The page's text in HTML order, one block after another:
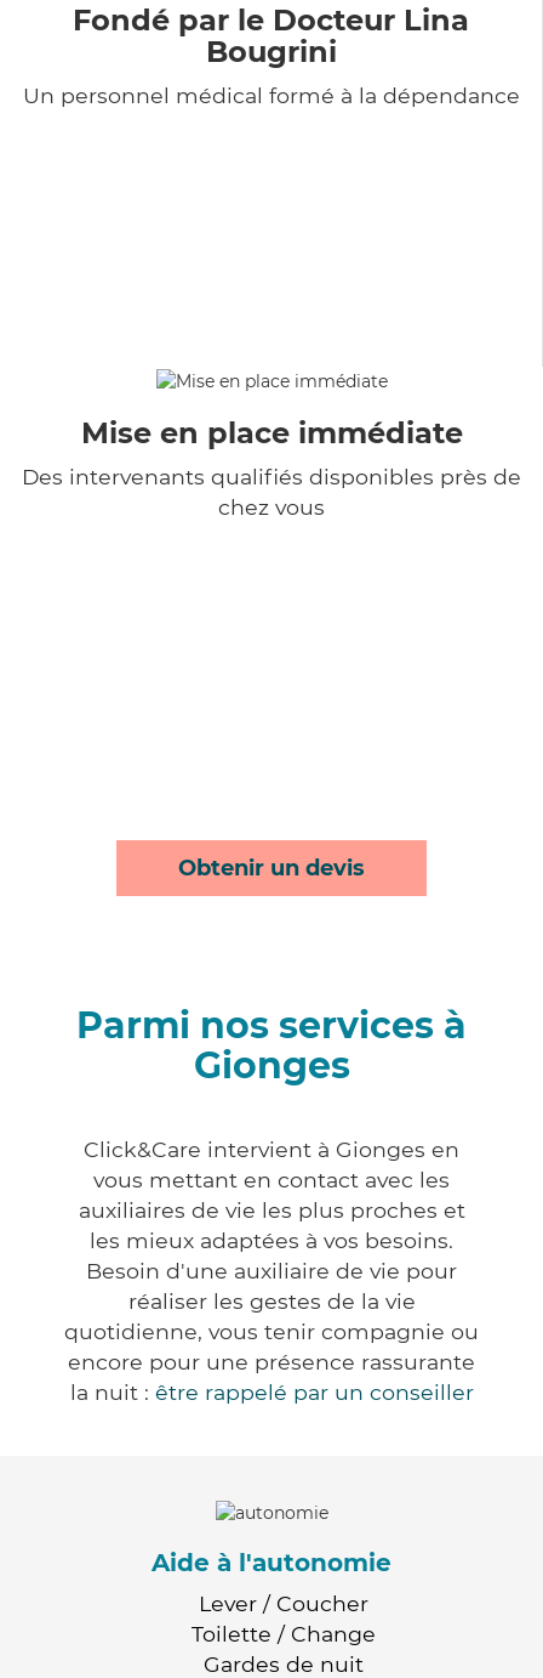
Fondé par le Docteur Lina
Bougrini
Un personnel médical formé à la dépendance
Mise en place immédiate
Des intervenants qualifiés disponibles près de
chez vous
Obtenir un devis
Parmi nos services à
Gionges
Click&Care intervient à Gionges en
vous mettant en contact avec les
auxiliaires de vie les plus proches et
les mieux adaptées à vos besoins.
Besoin d'une auxiliaire de vie pour
réaliser les gestes de la vie
quotidienne, vous tenir compagnie ou
encore pour une présence rassurante
la nuit : être rappelé par un conseiller
Aide à l'autonomie
Lever / Coucher
Toilette / Change
Gardes de nuit